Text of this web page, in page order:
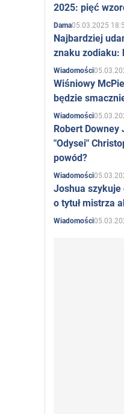
2025: pięć
Dama05.03.2025
Najbardziej
znaku zodiaku:
Wiadomości
Wiśniowy
będzie
Wiadomości
Robert Downey
"Odysei"
powód?
Wiadomości
Joshua
o tytuł mistrza
Wiadomości